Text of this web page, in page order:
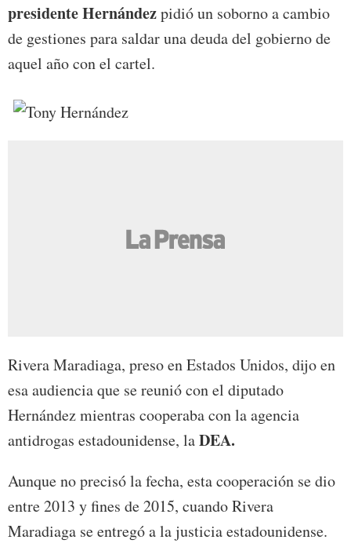
presidente Hernándezpidió un soborno a cambio
de gestiones para saldar una deuda del gobierno de
aquel año con el cartel.
Rivera Maradiaga, preso en Estados Unidos, dijo en
esa audiencia que se reunió con el diputado
Hernández mientras cooperaba con la agencia
antidrogas estadounidense, laDEA.
Aunque no precisó la fecha, esta cooperación se dio
entre 2013 y fines de 2015, cuando Rivera
Maradiaga se entregó a la justicia estadounidense.